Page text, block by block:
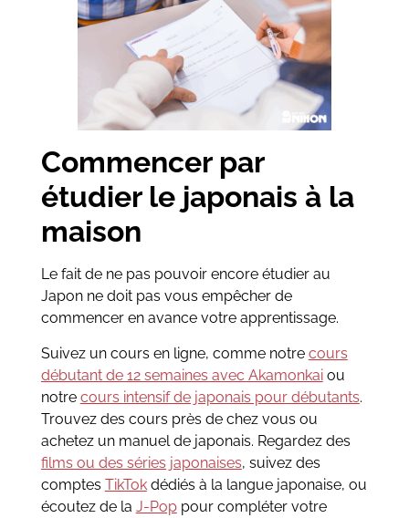
Commencer par
étudier le japonais à la
maison
Le fait de ne pas pouvoir encore étudier au
Japon ne doit pas vous empêcher de
commencer en avance votre apprentissage.
Suivez un cours en ligne, comme notre cours
débutant de 12 semaines avec Akamonkaiou
notre cours intensif de japonais pour débutants.
Trouvez des cours près de chez vous ou
achetez un manuel de japonais. Regardez des
films ou des séries japonaises, suivez des
comptes TikTokdédiés à la langue japonaise, ou
écoutez de la J-Poppour compléter votre